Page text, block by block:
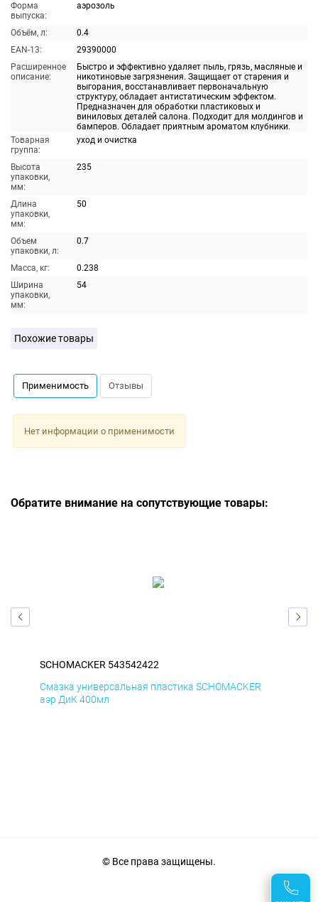
Форма
выпуска:
аэрозоль
Объём, л:
0.4
EAN-13:
29390000
Расширенное
описание:
Быстро и эффективно удаляет пыль, грязь, масляные и
никотиновые загрязнения. Защищает от старения и
выгорания, восстанавливает первоначальную
структуру, обладает антистатическим эффектом.
Предназначен для обработки пластиковых и
виниловых деталей салона. Подходит для молдингов и
бамперов. Обладает приятным ароматом клубники.
Товарная
группа:
уход и очистка
Высота
упаковки,
мм:
235
Длина
упаковки,
мм:
50
Объем
упаковки, л:
0.7
Масса, кг:
0.238
Ширина
упаковки,
мм:
54
Похожие товары
Применимость Отзывы
Нет информации о применимости
Обратите внимание на сопутствующие товары:
SCHOMACKER 543542422
Смазка универсальная пластика SCHOMACKER
аэр ДиК 400мл
© Все права защищены.